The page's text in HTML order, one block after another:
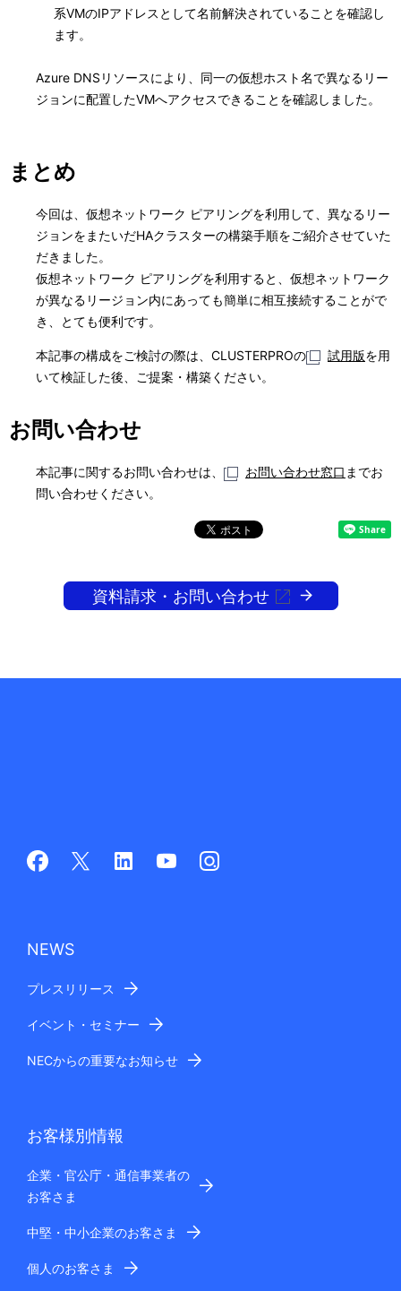
系VMのIPアドレスとして名前解決されていることを確認し
ます。
Azure DNSリソースにより、同一の仮想ホスト名で異なるリー
ジョンに配置したVMへアクセスできることを確認しました。
まとめ
今回は、仮想ネットワーク ピアリングを利用して、異なるリー
ジョンをまたいだHAクラスターの構築手順をご紹介させていた
だきました。
仮想ネットワーク ピアリングを利用すると、仮想ネットワーク
が異なるリージョン内にあっても簡単に相互接続することがで
き、とても便利です。
本記事の構成をご検討の際は、CLUSTERPROの 試用版を用
いて検証した後、ご提案・構築ください。
お問い合わせ
本記事に関するお問い合わせは、 お問い合わせ窓口 までお
問い合わせください。
資料請求・お問い合わせ
NEWS
プレスリリース
イベント・セミナー
NECからの重要なお知らせ
お客様別情報
企業・官公庁・通信事業者の
お客さま
中堅・中小企業のお客さま
個人のお客さま